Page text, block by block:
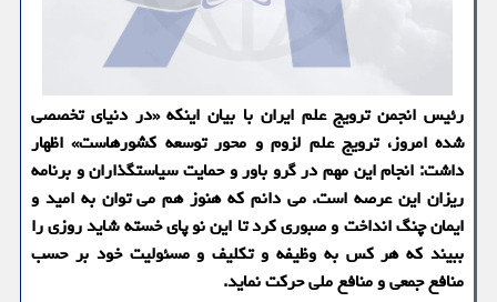
رئیس انجمن ترویج علم ایران با بیان اینکه «در دنیای تخصصی
شده امروز، ترویج علم لزوم و محور توسعه کشورهاست» اظهار
داشت: انجام این مهم در گرو باور و حمایت سیاستگذاران و برنامه
ریزان این عرصه است. می دانم که هنوز هم می توان به امید و
ایمان چنگ انداخت و صبوری کرد تا این نو پای خسته شاید روزی را
ببیند که هر کس به وظیفه و تکلیف و مسئولیت خود بر حسب
منافع جمعی و منافع ملی حرکت نماید.